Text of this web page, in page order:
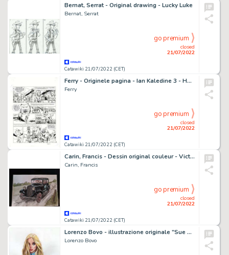
Bernat, Serrat - Original drawing - Lucky Luke
Bernat, Serrat
Catawiki 21/07/2022 (CET)
closed
21/07/2022
go premium
Ferry - Originele pagina - Ian Kaledine 3 - Het geheugen uit de diepte van het oog - (1982)
Ferry
Catawiki 21/07/2022 (CET)
closed
21/07/2022
go premium
Carin, Francis - Dessin original couleur - Victor Sackville - FN type Baudouin 1934 - (2019)
Carin, Francis
Catawiki 21/07/2022 (CET)
closed
21/07/2022
go premium
Lorenzo Bovo - illustrazione originale "Sue Storm / Invisible `Woman " - Page volante
Lorenzo Bovo